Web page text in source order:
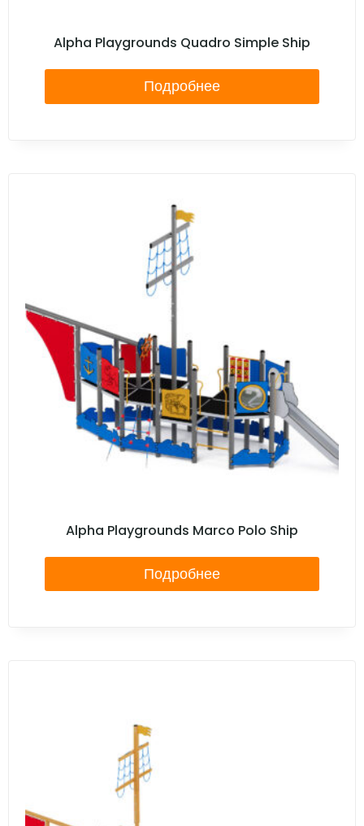
Alpha Playgrounds Quadro Simple Ship
Подробнее
Alpha Playgrounds Marco Polo Ship
Подробнее